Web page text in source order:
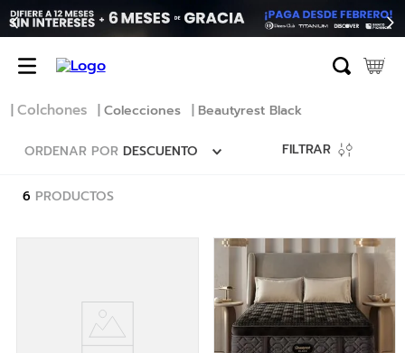
Colchones Colecciones Beautyrest Black
ORDENAR POR DESCUENTO FILTRAR
6 PRODUCTOS
TÉRMINOS MÁS BUSCADOS
1.
erica
.
harmony
5.
base
sofa cama